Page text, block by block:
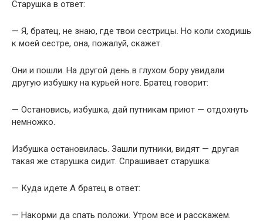
Старушка в ответ:
— Я, братец, не знаю, где твои сестрицы. Но коли сходишь
к моей сестре, она, пожалуй, скажет.
Они и пошли. На другой день в глухом бору увидали
другую избушку на курьей ноге. Братец говорит:
— Остановись, избушка, дай путникам приют — отдохнуть
немножко.
Избушка остановилась. Зашли путники, видят — другая
такая же старушка сидит. Спрашивает старушка:
— Куда идете А братец в ответ:
— Накорми да спать положи. Утром все и расскажем.